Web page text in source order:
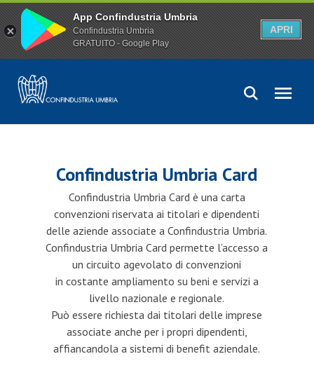
Confindustria Umbria Card
Confindustria Umbria Card è una carta
convenzioni riservata ai titolari e dipendenti
delle aziende associate a Confindustria Umbria.
Confindustria Umbria Card permette l’accesso a
un circuito agevolato di convenzioni
in costante ampliamento su beni e servizi a
livello nazionale e regionale.
Può essere richiesta dai titolari delle imprese
associate anche per i propri dipendenti,
affiancandola a sistemi di benefit aziendale.
App Confindustria Umbria
Confindustria Umbria
GRATUITO - Google Play
APRI